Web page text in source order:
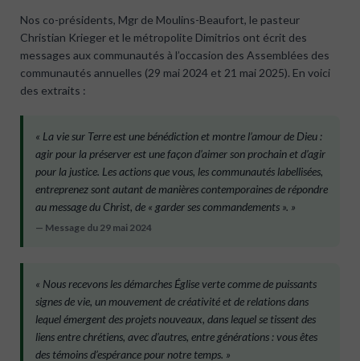
Nos co-présidents, Mgr de Moulins-Beaufort, le pasteur
Christian Krieger et le métropolite Dimitrios ont écrit des
messages aux communautés à l’occasion des Assemblées des
communautés annuelles (29 mai 2024 et 21 mai 2025). En voici
des extraits :
« La vie sur Terre est une bénédiction et montre l’amour de Dieu :
agir pour la préserver est une façon d’aimer son prochain et d’agir
pour la justice. Les actions que vous, les communautés labellisées,
entreprenez sont autant de manières contemporaines de répondre
au message du Christ, de « garder ses commandements ». »
— Message du 29 mai 2024
« Nous recevons les démarches Église verte comme de puissants
signes de vie, un mouvement de créativité et de relations dans
lequel émergent des projets nouveaux, dans lequel se tissent des
liens entre chrétiens, avec d’autres, entre générations : vous êtes
des témoins d’espérance pour notre temps. »